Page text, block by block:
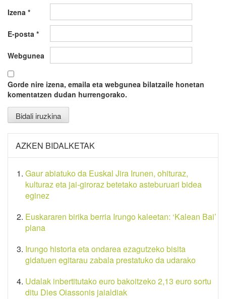
Izena *
E-posta *
Webgunea
Gorde nire izena, emaila eta webgunea bilatzaile honetan
komentatzen dudan hurrengorako.
AZKEN BIDALKETAK
Gaur abiatuko da Euskal Jira Irunen, ohituraz,
kulturaz eta jai-giroraz betetako asteburuari bidea
eginez
Euskararen birika berria Irungo kaleetan: ‘Kalean Bai’
plana
Irungo historia eta ondarea ezagutzeko bisita
gidatuen egitarau zabala prestatuko da udarako
Udalak inbertitutako euro bakoitzeko 2,13 euro sortu
ditu Dies Oiassonis jaialdiak